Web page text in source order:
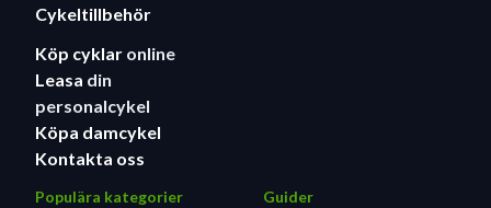
Cykeltillbehör
Köp cyklar online
Leasa din
personalcykel
Köpa damcykel
Kontakta oss
Populära kategorier Guider